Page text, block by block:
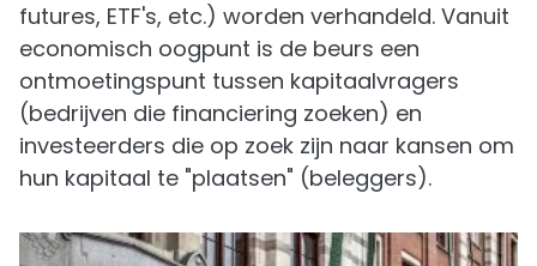
futures, ETF's, etc.) worden verhandeld. Vanuit
economisch oogpunt is de beurs een
ontmoetingspunt tussen kapitaalvragers
(bedrijven die financiering zoeken) en
investeerders die op zoek zijn naar kansen om
hun kapitaal te "plaatsen" (beleggers).